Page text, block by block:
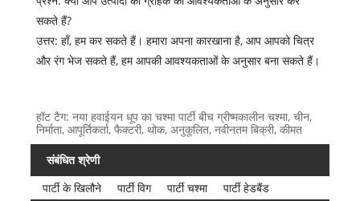
सकते हैं?
उत्तर: हाँ, हम कर सकते हैं। हमारा अपना कारखाना है, आप आपको चित्र
और रंग भेज सकते हैं, हम आपकी आवश्यकताओं के अनुसार बना सकते हैं।
हॉट टैग: नया हवाईयन धूप का चश्मा पार्टी बीच ग्रीष्मकालीन चश्मा, चीन,
निर्माता, आपूर्तिकर्ता, फैक्टरी, थोक, अनुकूलित, नवीनतम बिक्री, कीमत
संबंधित श्रेणी
पार्टी के खिलौने
पार्टी विग पार्टी चश्मा
पार्टी हेडबैंड